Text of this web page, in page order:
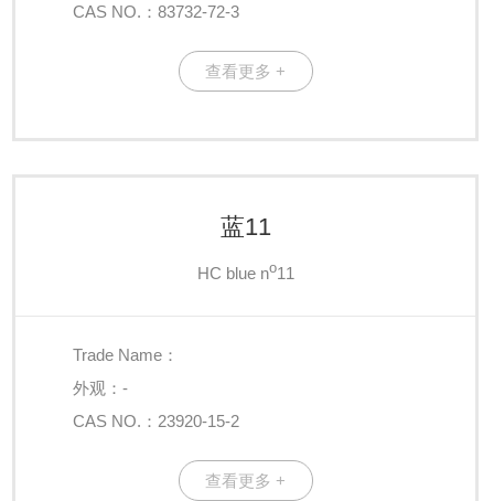
CAS NO.：83732-72-3
查看更多 +
蓝11
HC blue no11
Trade Name：
外观：-
CAS NO.：23920-15-2
查看更多 +